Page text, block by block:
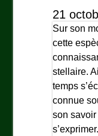
21
Sur son
cette
stellaire.
temps
connue
son savoir
s’exprimer.